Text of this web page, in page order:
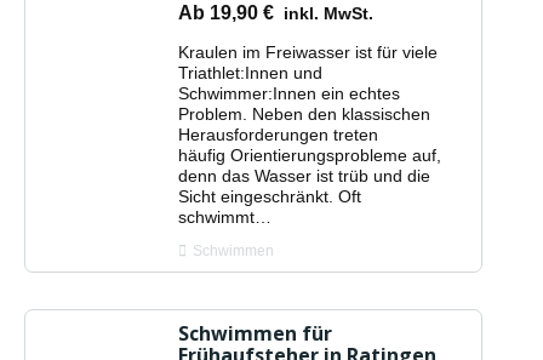
Ab 19,90 € inkl. MwSt.
Kraulen im Freiwasser ist für viele
Triathlet:Innen und
Schwimmer:Innen ein echtes
Problem. Neben den klassischen
Herausforderungen treten
häufig Orientierungsprobleme auf,
denn das Wasser ist trüb und die
Sicht eingeschränkt. Oft
schwimmt…
Schwimmen
Schwimmen für